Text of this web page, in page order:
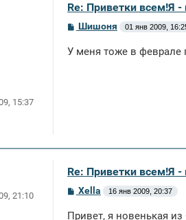
15:37
Re: Приветки всем!Я
С
б
Шишоня 01 янв 2009,
У меня тоже в феврале
21:10
Re: Приветки всем!Я
С
б
Xella 16 янв 2009, 20:37
Привет, я новенькая